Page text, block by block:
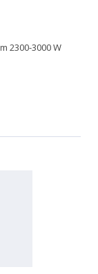
2300-3000 W